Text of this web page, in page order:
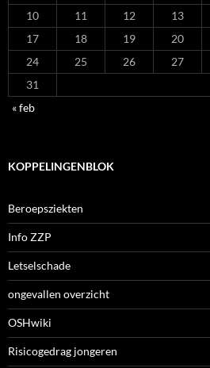
10 11 12 13
17
18 19 20
24
25 26 27
31
« feb
KOPPELINGENBLOK
Beroepsziekten
Info ZZP
Letselschade
ongevallen overzicht
OSHwiki
Risicogedrag jongeren